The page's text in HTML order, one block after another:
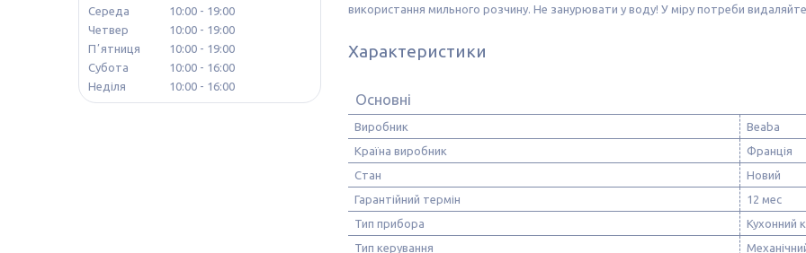
використання мильного розчину. Не занурювати у воду! У міру потреби
Характеристики
Основні
Виробник
Beaba
Країна виробник
Франція
Стан
Новий
Гарантійний термін
12 мес
Тип прибора
Кухонний
Тип керування
Середа
10:00
19:00
Четвер
10:00
19:00
Пʼятниця
10:00
19:00
Субота
10:00
16:00
Неділя
10:00 16:00